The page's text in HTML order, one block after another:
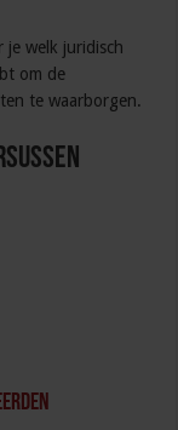
je welk juridisch
om de
te waarborgen.